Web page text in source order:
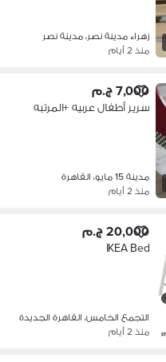
زهراء مدينة نصر، مدينة نصر
منذ 2 أيام
7,000 ج.م
سرير أطفال عربيه +المرتبه
مدينة 15 مايو، القاهرة
منذ 2 أيام
20,000 ج.م
IKEA Bed
التجمع الخامس، القاهرة الجديدة
منذ 2 أيام